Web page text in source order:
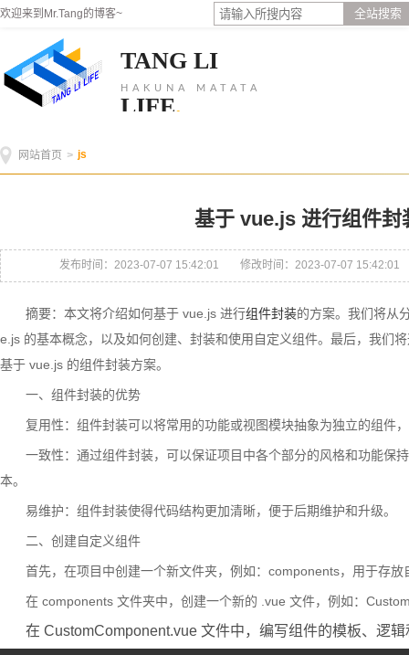
欢迎来到Mr.Tang的博客~ 全站搜索
TANG LI
LIFE.
HAKUNA MATATA
网站首页 > js
基于 vue.js 进行组件封
发布时间：2023-07-07 15:42:01 修改时间：2023-07-07 15:42:01
摘要：本文将介绍如何基于 vue.js 进行组件封装的方案。我们将从
e.js 的基本概念，以及如何创建、封装和使用自定义组件。最后，我们
基于 vue.js 的组件封装方案。
一、组件封装的优势
复用性：组件封装可以将常用的功能或视图模块抽象为独立的组件
一致性：通过组件封装，可以保证项目中各个部分的风格和功能保
本。
易维护：组件封装使得代码结构更加清晰，便于后期维护和升级。
二、创建自定义组件
首先，在项目中创建一个新文件夹，例如：components，用于存放
在 components 文件夹中，创建一个新的 .vue 文件，例如：
在 CustomComponent.vue 文件中，编写组件的模板、逻